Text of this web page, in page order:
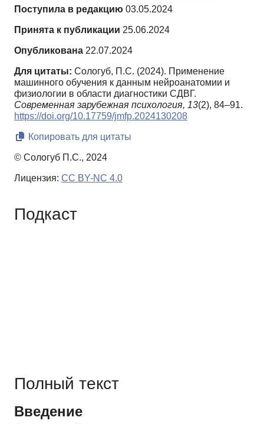
Поступила в редакцию 03.05.2024
Принята к публикации 25.06.2024
Опубликована 22.07.2024
Для цитаты: Сологуб, П.С. (2024). Применение
машинного обучения к данным нейроанатомии и
физиологии в области диагностики СДВГ.
Современная зарубежная психология, 13(2), 84–91.
https://doi.org/10.17759/jmfp.2024130208
Копировать для цитаты
© Сологуб П.С., 2024
Лицензия: CC BY-NC 4.0
Подкаст
Полный текст
Введение